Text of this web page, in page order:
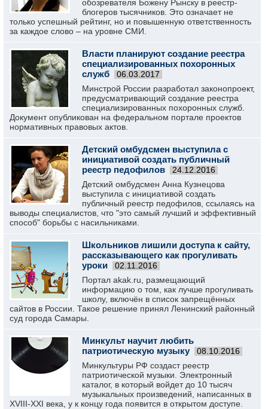
обозревателя Божену Рынску в реестр-
блогеров тысячников. Это означает не
только успешный рейтинг, но и повышенную ответственность
за каждое слово – на уровне СМИ.
Власти планируют создание реестра
специализированных похоронных
служб
06.03.2017
Минстрой России разработал законопроект,
предусматривающий создание реестра
специализированных похоронных служб.
Документ опубликован на федеральном портале проектов
нормативных правовых актов.
Детский омбудсмен выступила с
инициативой создать публичный
реестр педофилов
24.12.2016
Детский омбудсмен Анна Кузнецова
выступила с инициативой создать
публичный реестр педофилов, ссылаясь на
выводы специалистов, что "это самый лучший и эффективный
способ" борьбы с насильниками.
Школьников лишили доступа к сайту,
рассказывающего как прогуливать
уроки
02.11.2016
Портал akak.ru, размещающий
информацию о том, как лучше прогуливать
школу, включён в список запрещённых
сайтов в России. Такое решение принял Ленинский районный
суд города Самары.
Минкульт научит любить
патриотическую музыку
08.10.2016
Минкультуры РФ создаст реестр
патриотической музыки. Электронный
каталог, в который войдет до 10 тысяч
музыкальных произведений, написанных в
XVIII-XXI века, у к концу года появится в открытом доступе.